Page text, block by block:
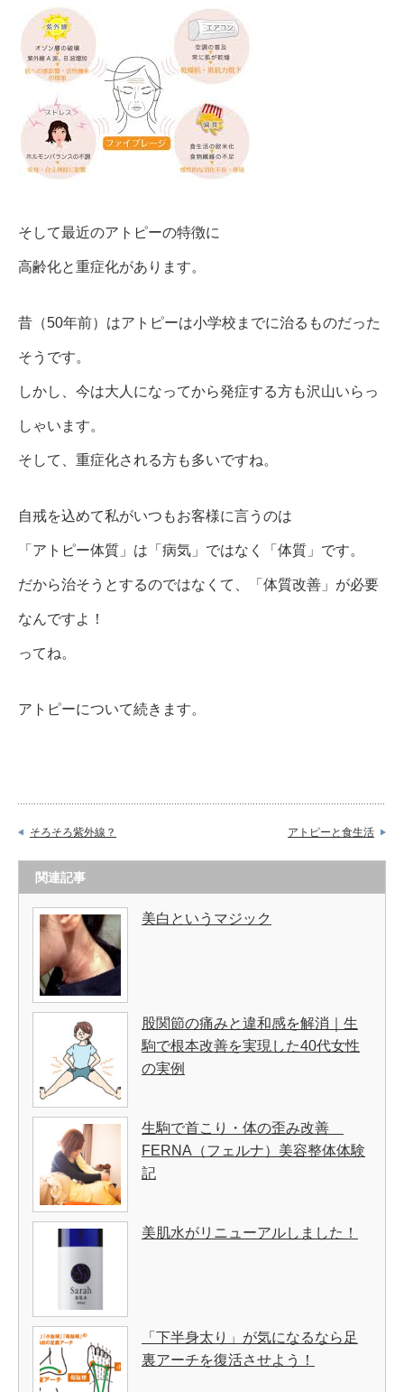
そして最近のアトピーの特徴に
高齢化と重症化があります。
昔（50年前）はアトピーは小学校までに治るものだった
そうです。
しかし、今は大人になってから発症する方も沢山いらっ
しゃいます。
そして、重症化される方も多いですね。
自戒を込めて私がいつもお客様に言うのは
「アトピー体質」は「病気」ではなく「体質」です。
だから治そうとするのではなくて、「体質改善」が必要
なんですよ！
ってね。
アトピーについて続きます。
そろそろ紫外線？ アトピーと食生活
関連記事
美白というマジック
股関節の痛みと違和感を解消｜生
駒で根本改善を実現した40代女性
の実例
生駒で首こり・体の歪み改善
FERNA（フェルナ）美容整体体験
記
美肌水がリニューアルしました！
「下半身太り」が気になるなら足
裏アーチを復活させよう！